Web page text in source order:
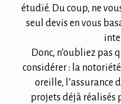
étudié. Du coup, ne
seul devis en vous
Donc, n’oubliez pas
considérer : la
oreille, l’assurance
projets déjà réalisés